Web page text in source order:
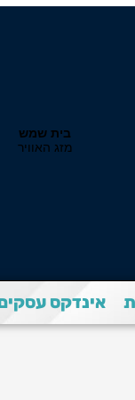
אינדקס